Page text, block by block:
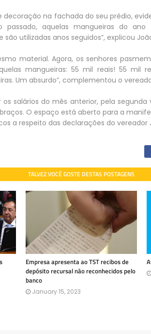
decoração na fachada do seu prédio,
aquelas mangueiras do ano
utilizadas anos seguidos”, explicou
material. Agora, os senhores
mangueiras: 55 mil reais! 55 mil
Um absurdo”, complementou o
os salários do mês anterior, pela
O espaço está aberto para a
a respeito das declarações do vereador
TALVEZ VOCÊ GOSTE DESTAS POSTAGENS
Empresa apresenta ao TST recibos de
depósito recursal não reconhecidos pelo
banco
January 15, 2023